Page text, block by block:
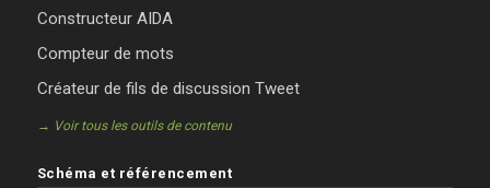
Constructeur AIDA
Compteur de mots
Créateur de fils de discussion Tweet
→ Voir tous les outils de contenu
Schéma et référencement